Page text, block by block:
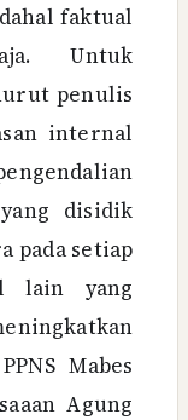
faktual
Untuk
penulis
internal
disidik
pada setiap
lain yang
Mabes
Agung